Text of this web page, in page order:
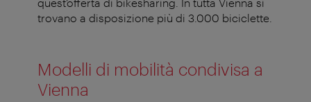
trovano a disposizione più di 3.000 biciclette.
Modelli di mobilità condivisa a
Vienna